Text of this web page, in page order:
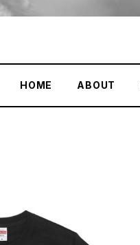
HOME ABOUT